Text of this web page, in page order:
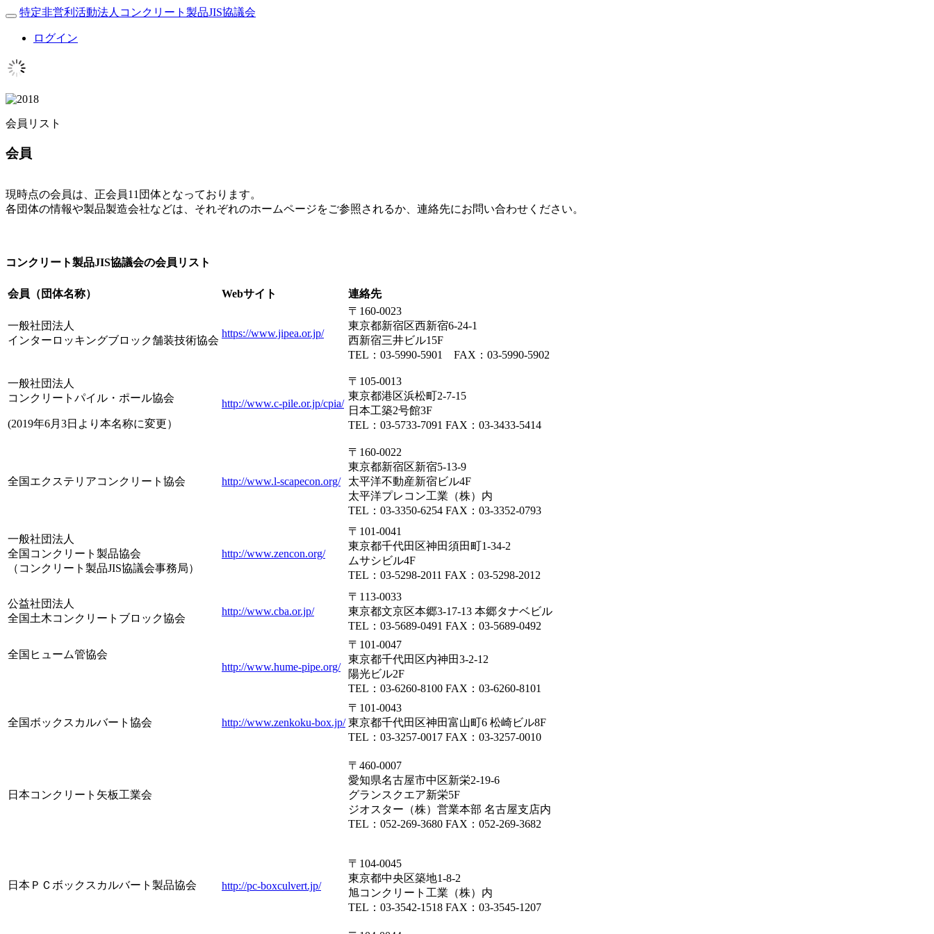
Toggle
navigation
特定非営利活動法人コンクリート製品JIS協議会
ログイン
会員リスト
会員
現時点の会員は、正会員11団体となっております。
各団体の情報や製品製造会社などは、それぞれのホームページをご参照されるか、連絡先にお問い合わせください。
コンクリート製品JIS協議会の会員リスト
会員（団体名称） Webサイト 連絡先
一般社団法人
インターロッキングブロック舗装技術協会
https://www.jipea.or.jp/
〒160-0023
東京都新宿区西新宿6-24-1
西新宿三井ビル15F
TEL：03-5990-5901 FAX：03-5990-5902
一般社団法人
コンクリートパイル・ポール協会
(2019年6月3日より本名称に変更）
http://www.c-pile.or.jp/cpia/
〒105-0013
東京都港区浜松町2-7-15
日本工築2号館3F
TEL：03-5733-7091 FAX：03-3433-5414
全国エクステリアコンクリート協会 http://www.l-scapecon.org/
〒160-0022
東京都新宿区新宿5-13-9
太平洋不動産新宿ビル4F
太平洋プレコン工業（株）内
TEL：03-3350-6254 FAX：03-3352-0793
一般社団法人
全国コンクリート製品協会
（コンクリート製品JIS協議会事務局）
http://www.zencon.org/
〒101-0041
東京都千代田区神田須田町1-34-2
ムサシビル4F
TEL：03-5298-2011 FAX：03-5298-2012
公益社団法人
全国土木コンクリートブロック協会
http://www.cba.or.jp/
〒113-0033
東京都文京区本郷3-17-13 本郷タナベビル
TEL：03-5689-0491 FAX：03-5689-0492
全国ヒューム管協会
http://www.hume-pipe.org/
〒101-0047
東京都千代田区内神田3-2-12
陽光ビル2F
TEL：03-6260-8100 FAX：03-6260-8101
全国ボックスカルバート協会 http://www.zenkoku-box.jp/
〒101-0043
東京都千代田区神田富山町6 松崎ビル8F
TEL：03-3257-0017 FAX：03-3257-0010
日本コンクリート矢板工業会
〒460-0007
愛知県名古屋市中区新栄2-19-6
グランスクエア新栄5F
ジオスター（株）営業本部 名古屋支店内
TEL：052-269-3680 FAX：052-269-3682
日本ＰＣボックスカルバート製品協会 http://pc-boxculvert.jp/
〒104-0045
東京都中央区築地1-8-2
旭コンクリート工業（株）内
TEL：03-3542-1518 FAX：03-3545-1207